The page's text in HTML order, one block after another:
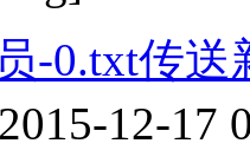
-0.txt传
2015-12-17